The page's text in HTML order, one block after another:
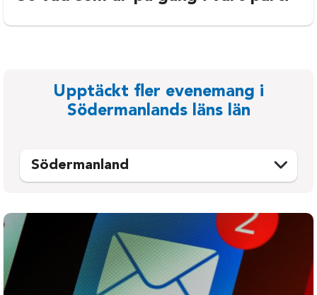
Upptäckt fler evenemang i
Södermanlands läns län
Södermanland
Flen
Katrineholm
Nyköping
Strängnäs
Trosa
Vingåker